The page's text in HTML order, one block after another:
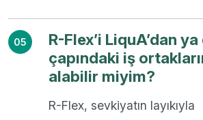
05
R-Flex’i LiquA’dan
çapındaki iş
alabilir miyim?
R-Flex, sevkiyatın layıkıyla